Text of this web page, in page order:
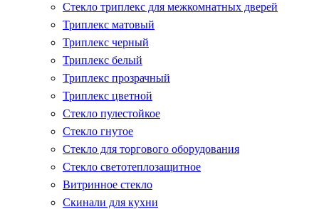
Стекло триплекс для межкомнатных дверей
Триплекс матовый
Триплекс черный
Триплекс белый
Триплекс прозрачный
Триплекс цветной
Стекло пулестойкое
Стекло гнутое
Стекло для торгового оборудования
Стекло светотеплозащитное
Витринное стекло
Скинали для кухни